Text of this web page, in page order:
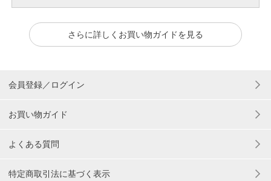
さらに詳しくお買い物ガイドを見る
会員登録／ログイン
お買い物ガイド
よくある質問
特定商取引法に基づく表示